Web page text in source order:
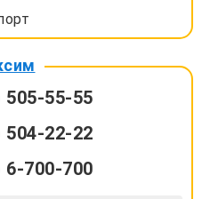
55-55
22-22
700-700